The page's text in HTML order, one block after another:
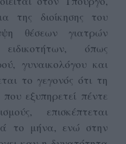
της διοίκησης του
θέσεων γιατρών
όπως
γυναικολόγου και
το γεγονός ότι τη
εξυπηρετεί πέντε
επισκέπτεται
το μήνα, ενώ στην